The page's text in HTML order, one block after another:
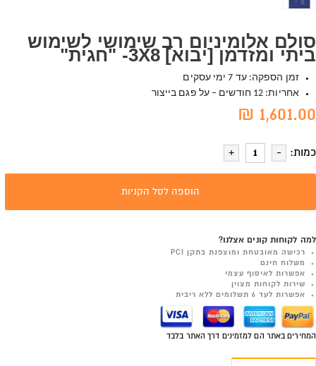
סולם אלומיניום רב שימושי לשימוש
ביתי ומזדמן [יבוא] 3X8- "חגית"
זמן הספקה: עד 7 ימי עסקים
אחריות: 12 חודשים – על פגם בייצור
1,601.00 ₪
כמות:
הוספה לסל הקניות
למה לקוחות קונים אצלנו?
רכישה מאובטחת ומוצפנת בתקן PCI
משלוח חינם
אפשרות לאיסוף עצמי
שירות לקוחות מצוין
אפשרות לעד 6 תשלומים ללא ריבית
המחירים באתר הם למזמינים דרך האתר בלבד